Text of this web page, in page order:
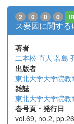
2 0 0 0 IR
ス要因に関する
著者
二本松 直人 若島
出版者
東北大学大学院教
雑誌
東北大学大学院
巻号頁・発行日
vol.69, no.2,